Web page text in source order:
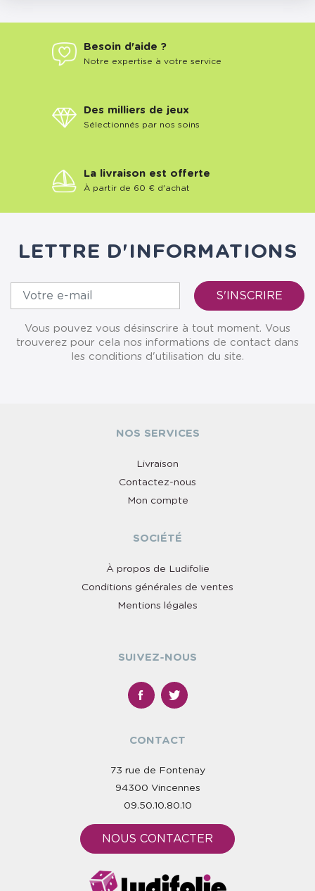
Besoin d'aide ?
Notre expertise à votre service
Des milliers de jeux
Sélectionnés par nos soins
La livraison est offerte
À partir de 60 € d'achat
LETTRE D'INFORMATIONS
Vous pouvez vous désinscrire à tout moment. Vous
trouverez pour cela nos informations de contact dans
les conditions d'utilisation du site.
NOS SERVICES
Livraison
Contactez-nous
Mon compte
SOCIÉTÉ
À propos de Ludifolie
Conditions générales de ventes
Mentions légales
SUIVEZ-NOUS
CONTACT
73 rue de Fontenay
94300 Vincennes
09.50.10.80.10
NOUS CONTACTER